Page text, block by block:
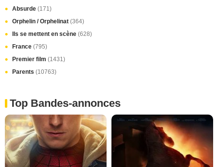
Absurde (171)
Orphelin / Orphelinat (364)
Ils se mettent en scène (628)
France (795)
Premier film (1431)
Parents (10763)
Top Bandes-annonces